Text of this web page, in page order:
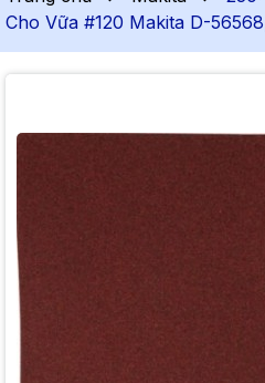
Cho Vữa #120 Makita D-